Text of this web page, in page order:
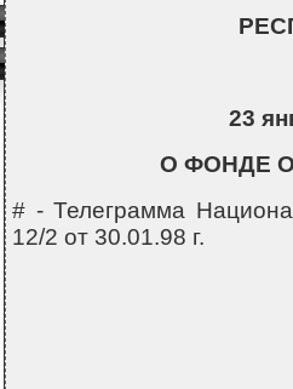
23
О ФОНДЕ
# - Телеграмма
12/2 от 30.01.98 г.